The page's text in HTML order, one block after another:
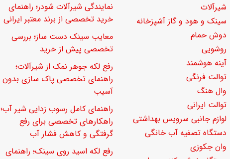
شیرآلات
سینک و هود و گاز آشپزخانه
دوش حمام
روشویی
آینه هوشمند
توالت فرنگی
وال هنگ
توالت ایرانی
لوازم جانبی سرویس بهداشتی
دستگاه تصفیه آب خانگی
وان جکوزی
نمایندگی شیرآلات شودر؛ راهنمای
خرید تخصصی از برند معتبر ایرانی
معایب سینک دست ساز؛ بررسی
تخصصی پیش از خرید
رفع لکه جوهر نمک از شیرآلات؛
راهنمای تخصصی پاک سازی بدون
آسیب
راهنمای کامل رسوب زدایی شیر آب؛
راهکارهای تخصصی برای رفع
گرفتگی و کاهش فشار آب
رفع لکه اسید روی سینک؛ راهنمای